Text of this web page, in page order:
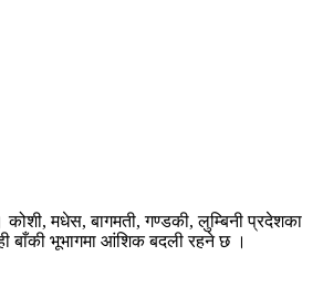
मधेस, बागमती, गण्डकी, लुम्बिनी प्रदेशका
बाँकी भूभागमा आंशिक बदली रहने छ ।